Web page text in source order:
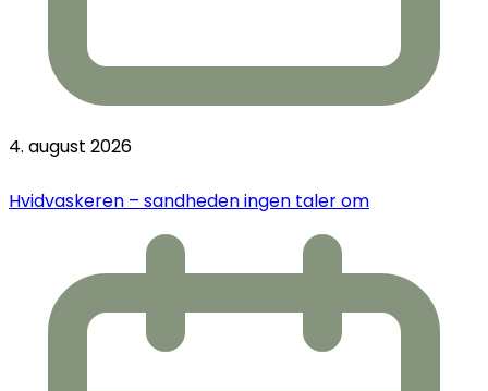
4. august 2026
Hvidvaskeren – sandheden ingen taler om